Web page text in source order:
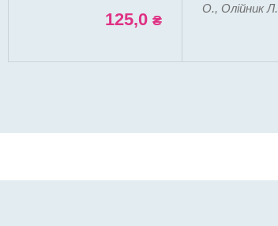
125,0₴
О., Олійник Л.